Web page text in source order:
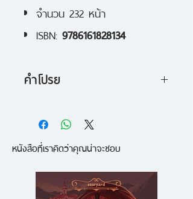
จำนวน 232 หน้า
ISBN: 9786161828134
คำโปรย
เข้าหาคุณทุกช่องทาง!
จากเว็บไซต์การตลาดชื่อดังที่มีผู้อ่าน
มากกว่า 3 ล้านครั้ง
หนังสือที่เราคิดว่าคุณน่าจะชอบ